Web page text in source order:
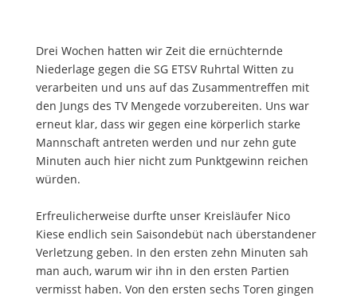
Drei Wochen hatten wir Zeit die ernüchternde
Niederlage gegen die SG ETSV Ruhrtal Witten zu
verarbeiten und uns auf das Zusammentreffen mit
den Jungs des TV Mengede vorzubereiten. Uns war
erneut klar, dass wir gegen eine körperlich starke
Mannschaft antreten werden und nur zehn gute
Minuten auch hier nicht zum Punktgewinn reichen
würden.
Erfreulicherweise durfte unser Kreisläufer Nico
Kiese endlich sein Saisondebüt nach überstandener
Verletzung geben. In den ersten zehn Minuten sah
man auch, warum wir ihn in den ersten Partien
vermisst haben. Von den ersten sechs Toren gingen